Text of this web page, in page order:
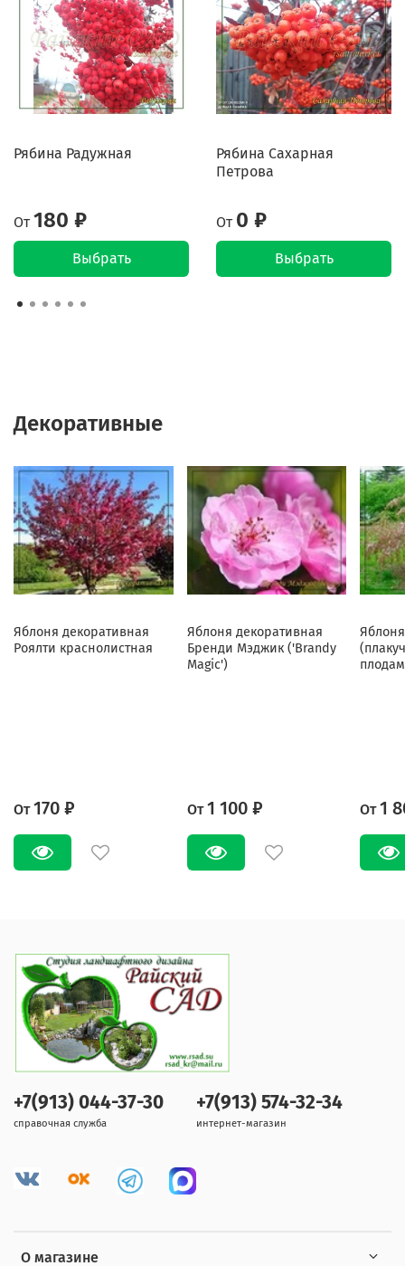
Рябина Радужная
От 180 ₽
Выбрать
Рябина Сахарная
Петрова
От 0 ₽
Выбрать
Декоративные
Яблоня декоративная
Роялти краснолистная
От 170 ₽
Яблоня декоративная
Бренди Мэджик ('Brandy
Magic')
От 1 100 ₽ От 1
О магазине
+7(913) 044-37-30
справочная служба
+7(913) 574-32-34
интернет-магазин